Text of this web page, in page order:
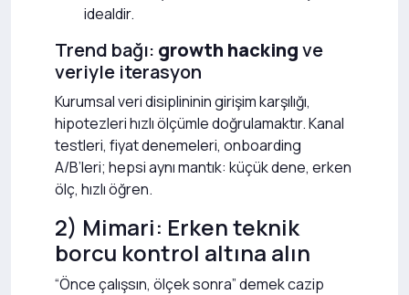
idealdir.
Trend bağı: growth hackingve
veriyle iterasyon
Kurumsal veri disiplininin girişim karşılığı,
hipotezleri hızlı ölçümle doğrulamaktır. Kanal
testleri, fiyat denemeleri, onboarding
A/B’leri; hepsi aynı mantık: küçük dene, erken
ölç, hızlı öğren.
2) Mimari: Erken teknik
borcu kontrol altına alın
“Önce çalışsın, ölçek sonra” demek cazip